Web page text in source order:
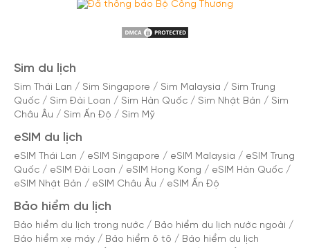
Sim du lịch
Sim Thái Lan / Sim Singapore / Sim Malaysia / Sim Trung
Quốc / Sim Đài Loan / Sim Hàn Quốc / Sim Nhật Bản / Sim
Châu Âu / Sim Ấn Độ / Sim Mỹ
eSIM du lịch
eSIM Thái Lan / eSIM Singapore / eSIM Malaysia / eSIM Trung
Quốc / eSIM Đài Loan / eSIM Hong Kong / eSIM Hàn Quốc /
eSIM Nhật Bản / eSIM Châu Âu / eSIM Ấn Độ
Bảo hiểm du lịch
Bảo hiểm du lịch trong nước / Bảo hiểm du lịch nước ngoài /
Bảo hiểm xe máy / Bảo hiểm ô tô / Bảo hiểm du lịch